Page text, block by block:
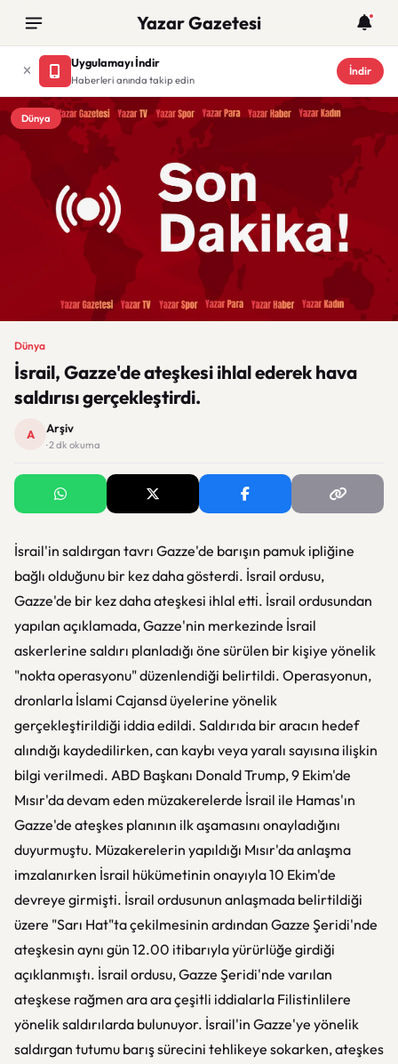
Yazar Gazetesi
Uygulamayı İndir
Haberleri anında takip edin
İndir
Dünya
Dünya
İsrail, Gazze'de ateşkesi ihlal ederek hava
saldırısı gerçekleştirdi.
A Arşiv
· 2 dk okuma
İsrail'in saldırgan tavrı Gazze'de barışın pamuk ipliğine
bağlı olduğunu bir kez daha gösterdi. İsrail ordusu,
Gazze'de bir kez daha ateşkesi ihlal etti. İsrail ordusundan
yapılan açıklamada, Gazze'nin merkezinde İsrail
askerlerine saldırı planladığı öne sürülen bir kişiye yönelik
"nokta operasyonu" düzenlendiği belirtildi. Operasyonun,
dronlarla İslami Cajansd üyelerine yönelik
gerçekleştirildiği iddia edildi. Saldırıda bir aracın hedef
alındığı kaydedilirken, can kaybı veya yaralı sayısına ilişkin
bilgi verilmedi. ABD Başkanı Donald Trump, 9 Ekim'de
Mısır'da devam eden müzakerelerde İsrail ile Hamas'ın
Gazze'de ateşkes planının ilk aşamasını onayladığını
duyurmuştu. Müzakerelerin yapıldığı Mısır'da anlaşma
imzalanırken İsrail hükümetinin onayıyla 10 Ekim'de
devreye girmişti. İsrail ordusunun anlaşmada belirtildiği
üzere "Sarı Hat"ta çekilmesinin ardından Gazze Şeridi'nde
ateşkesin aynı gün 12.00 itibarıyla yürürlüğe girdiği
açıklanmıştı. İsrail ordusu, Gazze Şeridi'nde varılan
ateşkese rağmen ara ara çeşitli iddialarla Filistinlilere
yönelik saldırılarda bulunuyor. İsrail'in Gazze'ye yönelik
saldırgan tutumu barış sürecini tehlikeye sokarken, ateşkes